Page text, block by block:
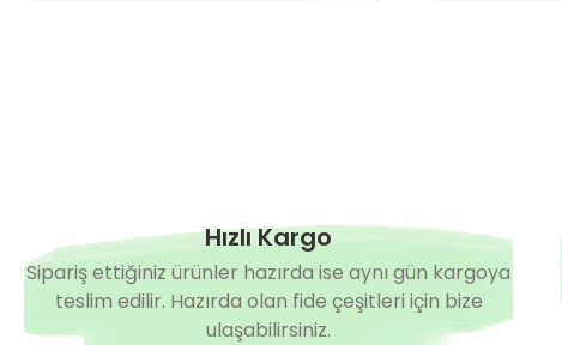
Hızlı Kargo
Sipariş ettiğiniz ürünler hazırda ise aynı gün kargoya
teslim edilir. Hazırda olan fide çeşitleri için bize
ulaşabilirsiniz.